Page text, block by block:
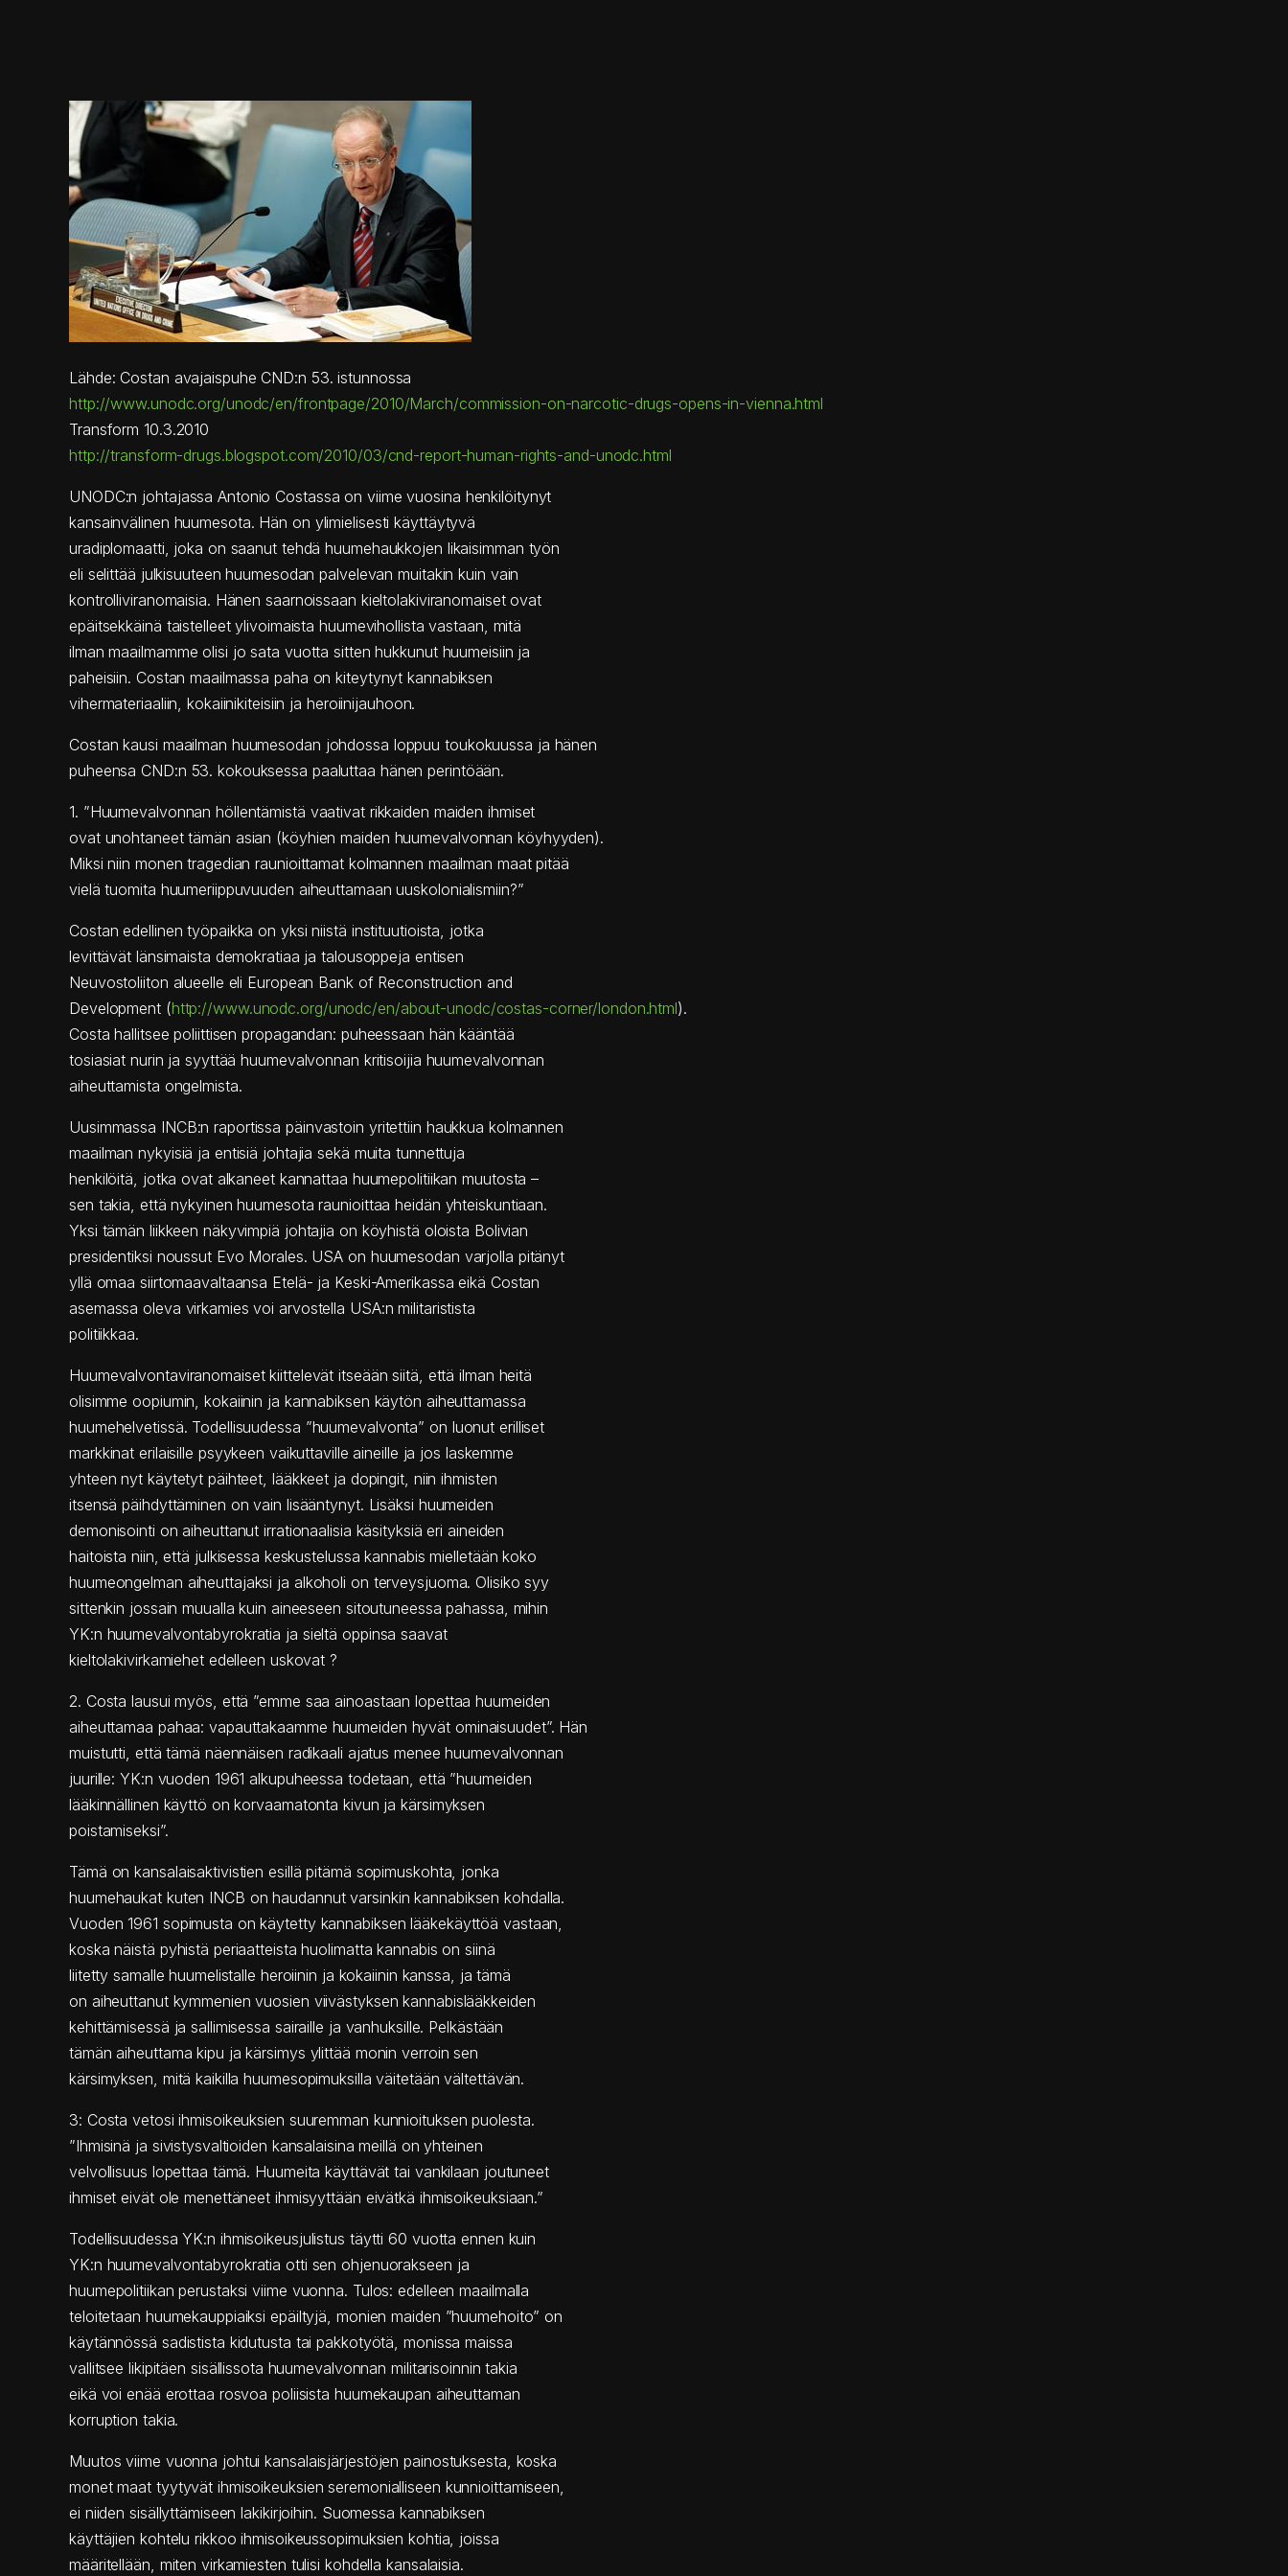
Lähde: Costan avajaispuhe CND:n 53. istunnossa
http://www.unodc.org/unodc/en/frontpage/2010/March/commission-on-narcotic-drugs-opens-in-vienna.html
Transform 10.3.2010
http://transform-drugs.blogspot.com/2010/03/cnd-report-human-rights-and-unodc.html
UNODC:n johtajassa Antonio Costassa on viime vuosina henkilöitynyt
kansainvälinen huumesota. Hän on ylimielisesti käyttäytyvä
uradiplomaatti, joka on saanut tehdä huumehaukkojen likaisimman työn
eli selittää julkisuuteen huumesodan palvelevan muitakin kuin vain
kontrolliviranomaisia. Hänen saarnoissaan kieltolakiviranomaiset ovat
epäitsekkäinä taistelleet ylivoimaista huumevihollista vastaan, mitä
ilman maailmamme olisi jo sata vuotta sitten hukkunut huumeisiin ja
paheisiin. Costan maailmassa paha on kiteytynyt kannabiksen
vihermateriaaliin, kokaiinikiteisiin ja heroiinijauhoon.
Costan kausi maailman huumesodan johdossa loppuu toukokuussa ja hänen
puheensa CND:n 53. kokouksessa paaluttaa hänen perintöään.
1. ”Huumevalvonnan höllentämistä vaativat rikkaiden maiden ihmiset
ovat unohtaneet tämän asian (köyhien maiden huumevalvonnan köyhyyden).
Miksi niin monen tragedian raunioittamat kolmannen maailman maat pitää
vielä tuomita huumeriippuvuuden aiheuttamaan uuskolonialismiin?”
Costan edellinen työpaikka on yksi niistä instituutioista, jotka
levittävät länsimaista demokratiaa ja talousoppeja entisen
Neuvostoliiton alueelle eli European Bank of Reconstruction and
Development (http://www.unodc.org/unodc/en/about-unodc/costas-corner/london.html).
Costa hallitsee poliittisen propagandan: puheessaan hän kääntää
tosiasiat nurin ja syyttää huumevalvonnan kritisoijia huumevalvonnan
aiheuttamista ongelmista.
Uusimmassa INCB:n raportissa päinvastoin yritettiin haukkua kolmannen
maailman nykyisiä ja entisiä johtajia sekä muita tunnettuja
henkilöitä, jotka ovat alkaneet kannattaa huumepolitiikan muutosta –
sen takia, että nykyinen huumesota raunioittaa heidän yhteiskuntiaan.
Yksi tämän liikkeen näkyvimpiä johtajia on köyhistä oloista Bolivian
presidentiksi noussut Evo Morales. USA on huumesodan varjolla pitänyt
yllä omaa siirtomaavaltaansa Etelä- ja Keski-Amerikassa eikä Costan
asemassa oleva virkamies voi arvostella USA:n militaristista
politiikkaa.
Huumevalvontaviranomaiset kiittelevät itseään siitä, että ilman heitä
olisimme oopiumin, kokaiinin ja kannabiksen käytön aiheuttamassa
huumehelvetissä. Todellisuudessa ”huumevalvonta” on luonut erilliset
markkinat erilaisille psyykeen vaikuttaville aineille ja jos laskemme
yhteen nyt käytetyt päihteet, lääkkeet ja dopingit, niin ihmisten
itsensä päihdyttäminen on vain lisääntynyt. Lisäksi huumeiden
demonisointi on aiheuttanut irrationaalisia käsityksiä eri aineiden
haitoista niin, että julkisessa keskustelussa kannabis mielletään koko
huumeongelman aiheuttajaksi ja alkoholi on terveysjuoma. Olisiko syy
sittenkin jossain muualla kuin aineeseen sitoutuneessa pahassa, mihin
YK:n huumevalvontabyrokratia ja sieltä oppinsa saavat
kieltolakivirkamiehet edelleen uskovat ?
2. Costa lausui myös, että ”emme saa ainoastaan lopettaa huumeiden
aiheuttamaa pahaa: vapauttakaamme huumeiden hyvät ominaisuudet”. Hän
muistutti, että tämä näennäisen radikaali ajatus menee huumevalvonnan
juurille: YK:n vuoden 1961 alkupuheessa todetaan, että ”huumeiden
lääkinnällinen käyttö on korvaamatonta kivun ja kärsimyksen
poistamiseksi”.
Tämä on kansalaisaktivistien esillä pitämä sopimuskohta, jonka
huumehaukat kuten INCB on haudannut varsinkin kannabiksen kohdalla.
Vuoden 1961 sopimusta on käytetty kannabiksen lääkekäyttöä vastaan,
koska näistä pyhistä periaatteista huolimatta kannabis on siinä
liitetty samalle huumelistalle heroiinin ja kokaiinin kanssa, ja tämä
on aiheuttanut kymmenien vuosien viivästyksen kannabislääkkeiden
kehittämisessä ja sallimisessa sairaille ja vanhuksille. Pelkästään
tämän aiheuttama kipu ja kärsimys ylittää monin verroin sen
kärsimyksen, mitä kaikilla huumesopimuksilla väitetään vältettävän.
3: Costa vetosi ihmisoikeuksien suuremman kunnioituksen puolesta.
”Ihmisinä ja sivistysvaltioiden kansalaisina meillä on yhteinen
velvollisuus lopettaa tämä. Huumeita käyttävät tai vankilaan joutuneet
ihmiset eivät ole menettäneet ihmisyyttään eivätkä ihmisoikeuksiaan.”
Todellisuudessa YK:n ihmisoikeusjulistus täytti 60 vuotta ennen kuin
YK:n huumevalvontabyrokratia otti sen ohjenuorakseen ja
huumepolitiikan perustaksi viime vuonna. Tulos: edelleen maailmalla
teloitetaan huumekauppiaiksi epäiltyjä, monien maiden ”huumehoito” on
käytännössä sadistista kidutusta tai pakkotyötä, monissa maissa
vallitsee likipitäen sisällissota huumevalvonnan militarisoinnin takia
eikä voi enää erottaa rosvoa poliisista huumekaupan aiheuttaman
korruption takia.
Muutos viime vuonna johtui kansalaisjärjestöjen painostuksesta, koska
monet maat tyytyvät ihmisoikeuksien seremonialliseen kunnioittamiseen,
ei niiden sisällyttämiseen lakikirjoihin. Suomessa kannabiksen
käyttäjien kohtelu rikkoo ihmisoikeussopimuksien kohtia, joissa
määritellään, miten virkamiesten tulisi kohdella kansalaisia.